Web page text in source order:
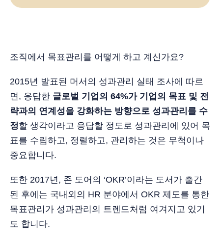
조직에서 목표관리를 어떻게 하고 계신가요?
2015년 발표된 머서의 성과관리 실태 조사에 따르
면, 응답한 글로벌 기업의 64%가 기업의 목표 및 전
략과의 연계성을 강화하는 방향으로 성과관리를 수
정할 생각이라고 응답할 정도로 성과관리에 있어 목
표를 수립하고, 정렬하고, 관리하는 것은 무척이나
중요합니다.
또한 2017년, 존 도어의 ‘OKR’이라는 도서가 출간
된 후에는 국내외의 HR 분야에서 OKR 제도를 통한
목표관리가 성과관리의 트렌드처럼 여겨지고 있기
도 합니다.